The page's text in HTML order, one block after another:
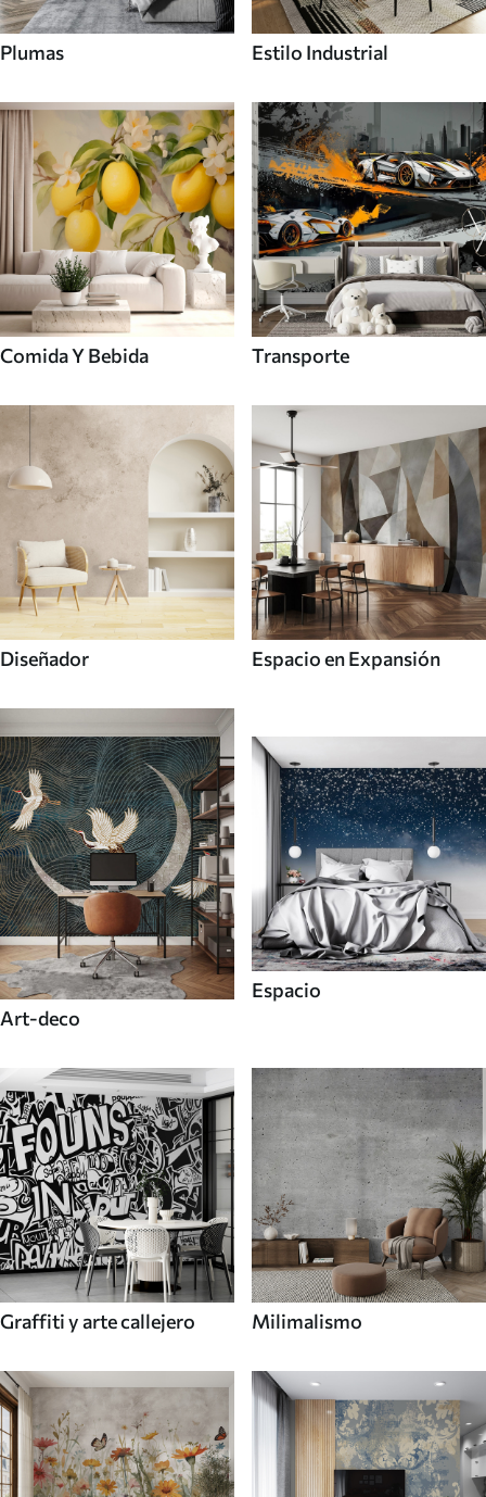
Plumas Estilo Industrial
Comida Y Bebida Transporte
Diseñador Espacio en Expansión
Art-deco
Espacio
Graffiti y arte callejero Milimalismo